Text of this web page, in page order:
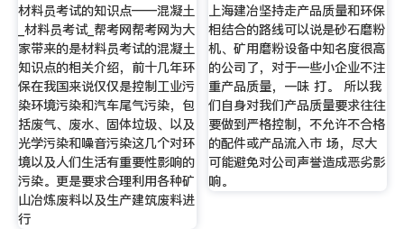
材料员考试的知识点——混凝土
_材料员考试_帮考网帮考网为大
家带来的是材料员考试的混凝土
知识点的相关介绍，前十几年环
保在我国来说仅仅是控制工业污
染环境污染和汽车尾气污染，包
括废气、废水、固体垃圾、以及
光学污染和噪音污染这几个对环
境以及人们生活有重要性影响的
污染。更是要求合理利用各种矿
山冶炼废料以及生产建筑废料进
行
上海建冶坚持走产品质量和环保
相结合的路线可以说是砂石磨粉
机、矿用磨粉设备中知名度很高
的公司了，对于一些小企业不注
重产品质量，一味 打。 所以我
们自身对我们产品质量要求往往
要做到严格控制，不允许不合格
的配件或产品流入市 场，尽大
可能避免对公司声誉造成恶劣影
响。